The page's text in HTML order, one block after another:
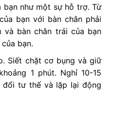
bạn như một sự hỗ trợ. Từ
bạn với bàn chân phải
và bàn chân trái của bạn
bạn.
Siết chặt cơ bụng và giữ
1 phút. Nghỉ 10-15
đổi tư thế và lặp lại động